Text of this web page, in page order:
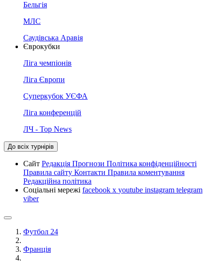
Бельгія
МЛС
Саудівська Аравія
Єврокубки
Ліга чемпіонів
Ліга Європи
Суперкубок УЄФА
Ліга конференцій
ЛЧ - Top News
До всіх турнірів
Сайт Редакція Прогнози Політика конфіденційності
Правила сайту Контакти Правила коментування
Редакційна політика
Соціальні мережі facebook x youtube instagram telegram
viber
Футбол 24
Франція